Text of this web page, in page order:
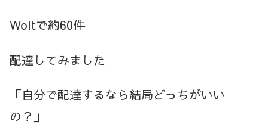
Woltで約60件
配達してみました
「自分で配達するなら結局どっちがいい
の？」